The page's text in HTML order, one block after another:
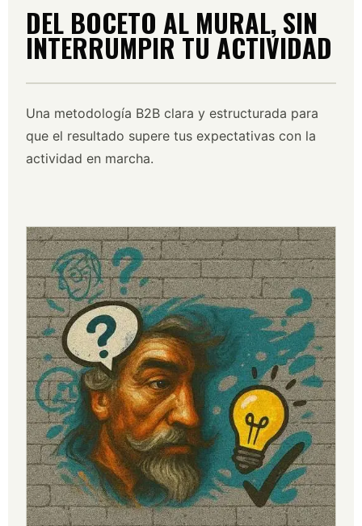
DEL BOCETO AL MURAL, SIN
INTERRUMPIR TU ACTIVIDAD
Una metodología B2B clara y estructurada para
que el resultado supere tus expectativas con la
actividad en marcha.